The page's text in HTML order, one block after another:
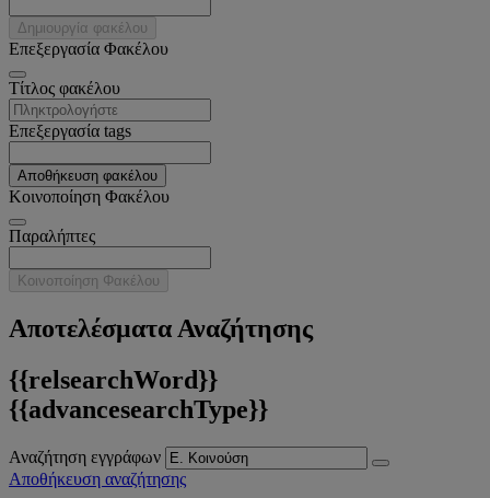
Δημιουργία φακέλου
Επεξεργασία Φακέλου
Tίτλος φακέλου
Επεξεργασία tags
Αποθήκευση φακέλου
Κοινοποίηση Φακέλου
Παραλήπτες
Κοινοποίηση Φακέλου
Αποτελέσματα Αναζήτησης
{{relsearchWord}}
{{advancesearchType}}
Αναζήτηση εγγράφων
Αποθήκευση αναζήτησης